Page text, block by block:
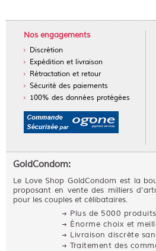
Nos engagements
Discrétion
Expédition et livraison
Rétractation et retour
Sécurité des paiements
100% des données protégées
GoldCondom:
Le Love Shop GoldCondom est la
proposant en vente des milliers
pour les couples et célibataires.
Plus de 5000
Énorme choix et
Livraison discrète
Traitement des